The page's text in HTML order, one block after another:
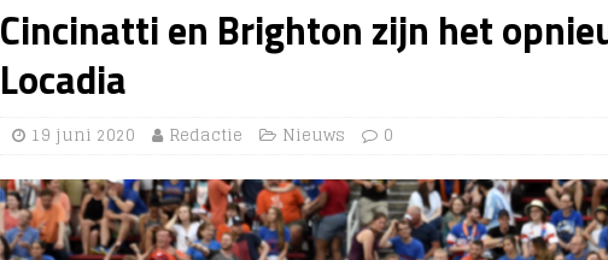
Cincinatti en Brighton zijn het
Locadia
19 juni 2020 Redactie Nieuws 0